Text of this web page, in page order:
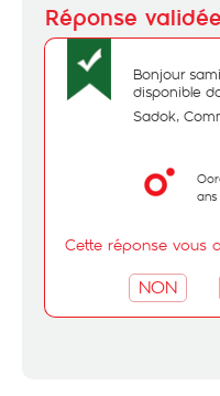
Bonjour
disponible
Sadok,
ans
Cette réponse vous
NON